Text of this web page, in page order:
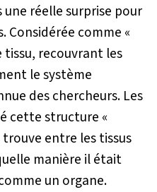
une réelle surprise pour
Considérée comme «
tissu, recouvrant les
le système
des chercheurs. Les
cette structure «
entre les tissus
manière il était
un organe.